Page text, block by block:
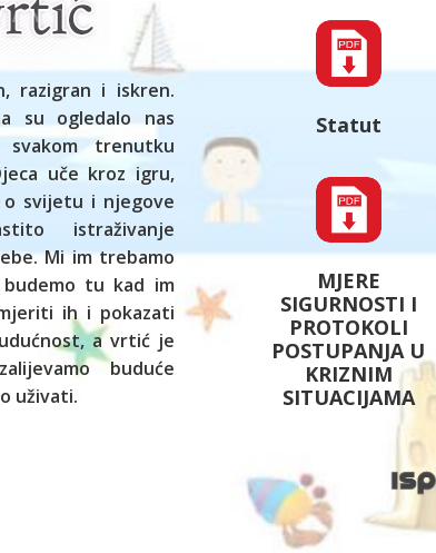
razigran i iskren.
su ogledalo nas
trenutku
uče kroz igru,
o svijetu i njegove
istraživanje
Mi im trebamo
tu kad im
ih i pokazati
a vrtić je
buduće
uživati.
Statut
MJERE
SIGURNOSTI I
PROTOKOLI
POSTUPANJA U
KRIZNIM
SITUACIJAMA